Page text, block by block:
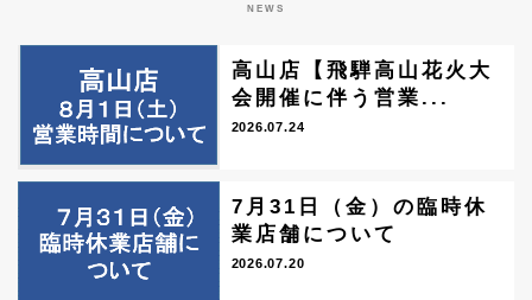
NEWS
高山店【飛騨高山花火大
会開催に伴う営業...
2026.07.24
7月31日（金）の臨時休
業店舗について
2026.07.20